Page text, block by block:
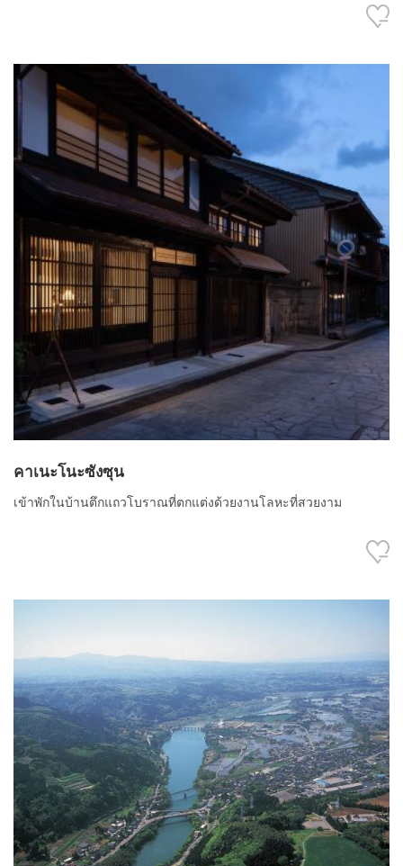
คาเนะโนะซังซุน
เข้าพักในบ้านตึกแถวโบราณที่ตกแต่งด้วยงานโลหะที่สวยงาม